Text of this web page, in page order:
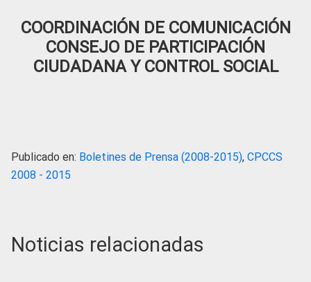
COORDINACIÓN DE COMUNICACIÓN
CONSEJO DE PARTICIPACIÓN
CIUDADANA Y CONTROL SOCIAL
Publicado en: Boletines de Prensa (2008-2015), CPCCS
2008 - 2015
Noticias relacionadas